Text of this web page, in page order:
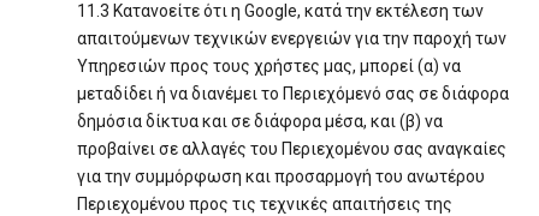
11.3 Κατανοείτε ότι η Google, κατά την εκτέλεση των
απαιτούμενων τεχνικών ενεργειών για την παροχή των
Υπηρεσιών προς τους χρήστες μας, μπορεί (α) να
μεταδίδει ή να διανέμει το Περιεχόμενό σας σε διάφορα
δημόσια δίκτυα και σε διάφορα μέσα, και (β) να
προβαίνει σε αλλαγές του Περιεχομένου σας αναγκαίες
για την συμμόρφωση και προσαρμογή του ανωτέρου
Περιεχομένου προς τις τεχνικές απαιτήσεις της